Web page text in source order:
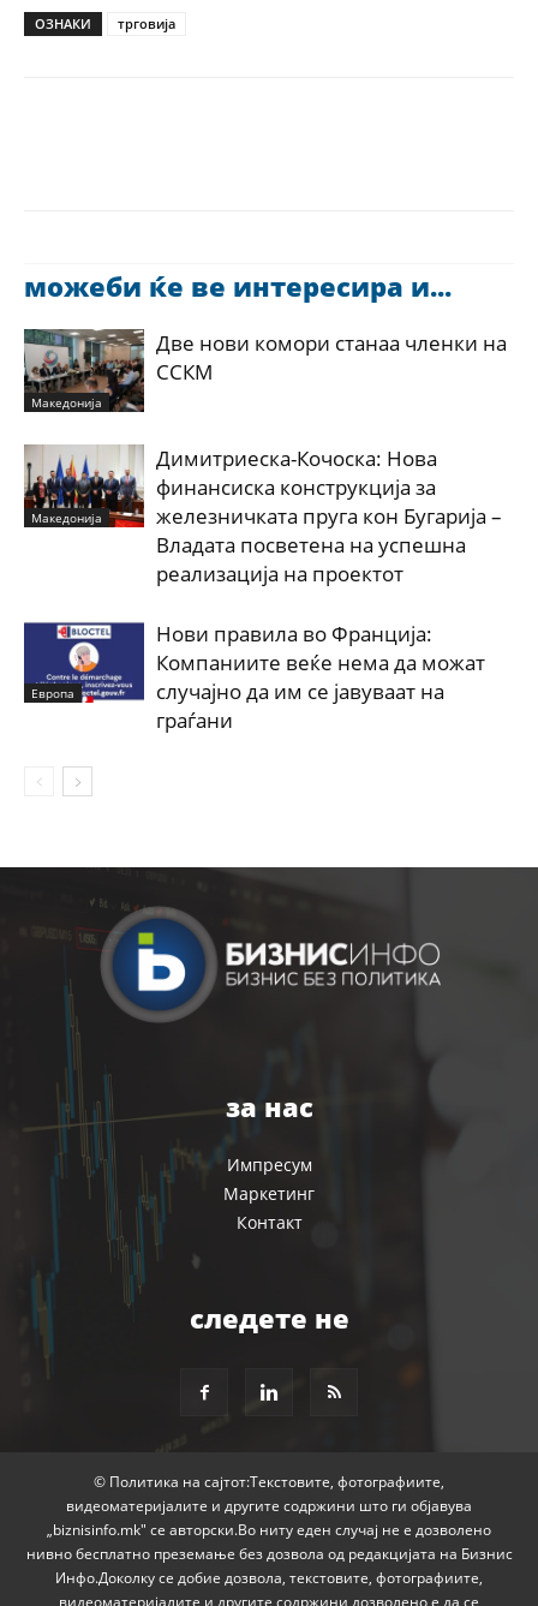
ОЗНАКИ трговија
можеби ќе ве интересира и...
Македонија
Две нови комори станаа членки на
ССКМ
Македонија
Димитриеска-Кочоска: Нова
финансиска конструкција за
железничката пруга кон Бугарија –
Владата посветена на успешна
реализација на проектот
Европа
Нови правила во Франција:
Компаниите веќе нема да можат
случајно да им се јавуваат на
граѓани
за нас
Импресум
Маркетинг
Контакт
следете не
© Политика на сајтот:Текстовите, фотографиите,
видеоматеријалите и другите содржини што ги објавува
„biznisinfo.mk" се авторски.Во ниту еден случај не е дозволено
нивно бесплатно преземање без дозвола од редакцијата на Бизнис
Инфо.Доколку се добие дозвола, текстовите, фотографиите,